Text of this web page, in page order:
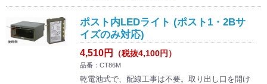
ポスト内LEDライト (ポスト1・2Bサ
イズのみ対応)
4,510円 （税抜4,100円）
品番：CT86M
乾電池式で、配線工事は不要。取り出し口を開け